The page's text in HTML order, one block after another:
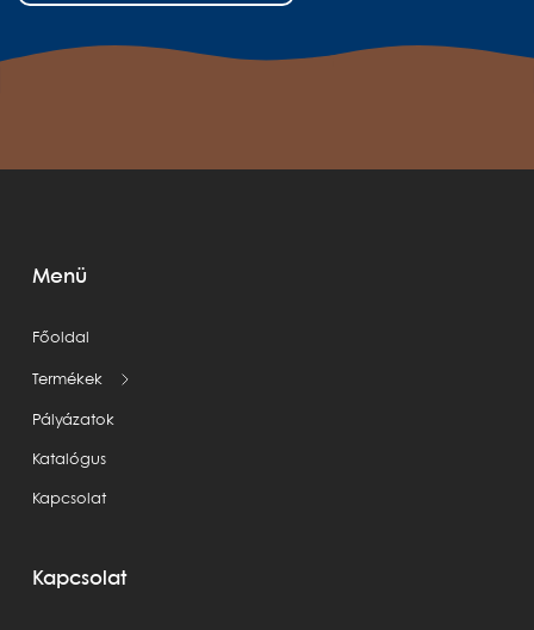
Menü
Főoldal
Termékek
Pályázatok
Katalógus
Kapcsolat
Kapcsolat